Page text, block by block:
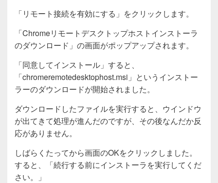
「リモート接続を有効にする」をクリックします。
「Chromeリモートデスクトップホストインストーラ
のダウンロード」の画面がポップアップされます。
「同意してインストール」すると、
「chromeremotedesktophost.msi」というインストー
ラーのダウンロードが開始されました。
ダウンロードしたファイルを実行すると、ウインドウ
が出てきて処理が進んだのですが、その後なんだか反
応がありません。
しばらくたってから画面のOKをクリックしました。
すると、「続行する前にインストーラを実行してくだ
さい。」